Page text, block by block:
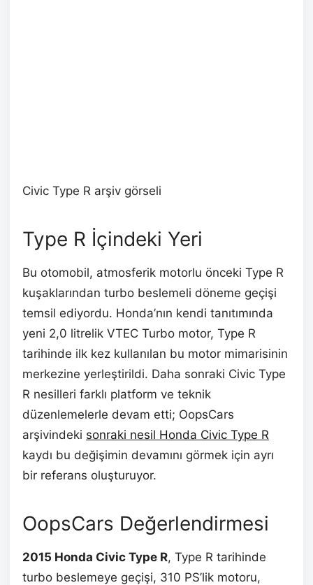
Civic Type R arşiv görseli
Type R İçindeki Yeri
Bu otomobil, atmosferik motorlu önceki Type R
kuşaklarından turbo beslemeli döneme geçişi
temsil ediyordu. Honda’nın kendi tanıtımında
yeni 2,0 litrelik VTEC Turbo motor, Type R
tarihinde ilk kez kullanılan bu motor mimarisinin
merkezine yerleştirildi. Daha sonraki Civic Type
R nesilleri farklı platform ve teknik
düzenlemelerle devam etti; OopsCars
arşivindeki sonraki nesil Honda Civic Type R
kaydı bu değişimin devamını görmek için ayrı
bir referans oluşturuyor.
OopsCars Değerlendirmesi
2015 Honda Civic Type R, Type R tarihinde
turbo beslemeye geçişi, 310 PS’lik motoru,